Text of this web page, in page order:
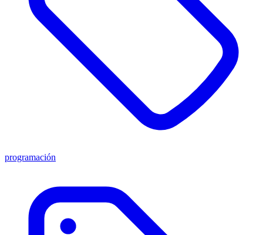
programación